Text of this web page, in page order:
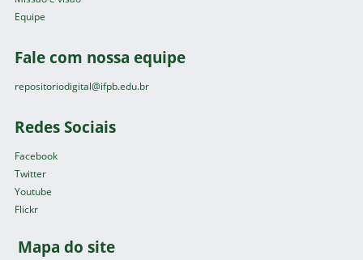
Equipe
Fale com nossa equipe
repositoriodigital@ifpb.edu.br
Redes Sociais
Facebook
Twitter
Youtube
Flickr
Mapa do site